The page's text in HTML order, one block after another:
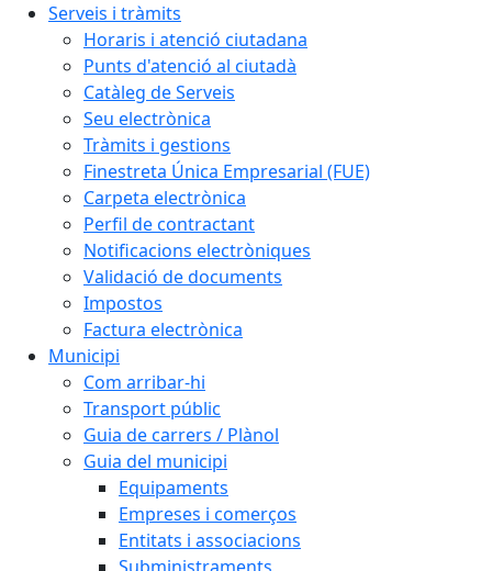
Serveis i tràmits
Horaris i atenció ciutadana
Punts d'atenció al ciutadà
Catàleg de Serveis
Seu electrònica
Tràmits i gestions
Finestreta Única Empresarial (FUE)
Carpeta electrònica
Perfil de contractant
Notificacions electròniques
Validació de documents
Impostos
Factura electrònica
Municipi
Com arribar-hi
Transport públic
Guia de carrers / Plànol
Guia del municipi
Equipaments
Empreses i comerços
Entitats i associacions